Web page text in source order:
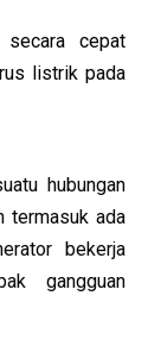
cepat
listrik pada
hubungan
termasuk ada
bekerja
gangguan